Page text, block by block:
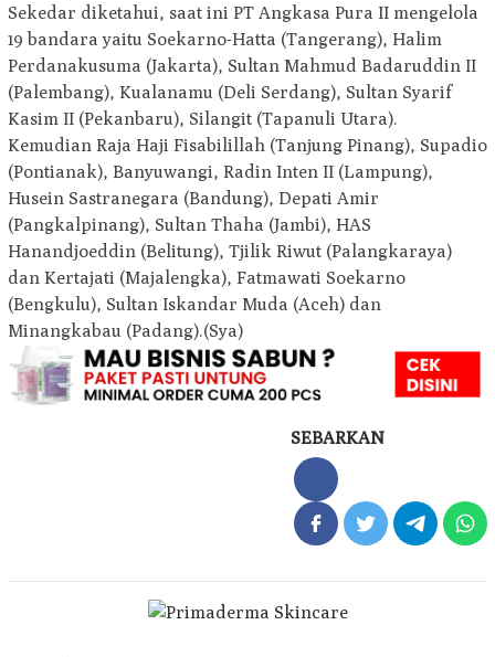
Sekedar diketahui, saat ini PT Angkasa Pura II mengelola
19 bandara yaitu Soekarno-Hatta (Tangerang), Halim
Perdanakusuma (Jakarta), Sultan Mahmud Badaruddin II
(Palembang), Kualanamu (Deli Serdang), Sultan Syarif
Kasim II (Pekanbaru), Silangit (Tapanuli Utara).
Kemudian Raja Haji Fisabilillah (Tanjung Pinang), Supadio
(Pontianak), Banyuwangi, Radin Inten II (Lampung),
Husein Sastranegara (Bandung), Depati Amir
(Pangkalpinang), Sultan Thaha (Jambi), HAS
Hanandjoeddin (Belitung), Tjilik Riwut (Palangkaraya)
dan Kertajati (Majalengka), Fatmawati Soekarno
(Bengkulu), Sultan Iskandar Muda (Aceh) dan
Minangkabau (Padang).(Sya)
SEBARKAN